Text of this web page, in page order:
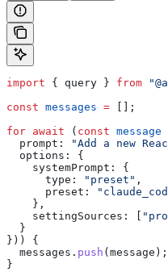
import { query } from
const messages = [];
for await ( const message
  prompt:
"Add a new
  options:
{
    systemPrompt:
{
      type:
"preset" ,
      preset:
    },
    settingSources:
  }
})) {
  messages
. push ( message );
}